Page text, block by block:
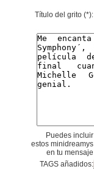
Título del grito (*):
Puedes incluir
estos minidreamys
en tu mensaje
TAGS añadidos: